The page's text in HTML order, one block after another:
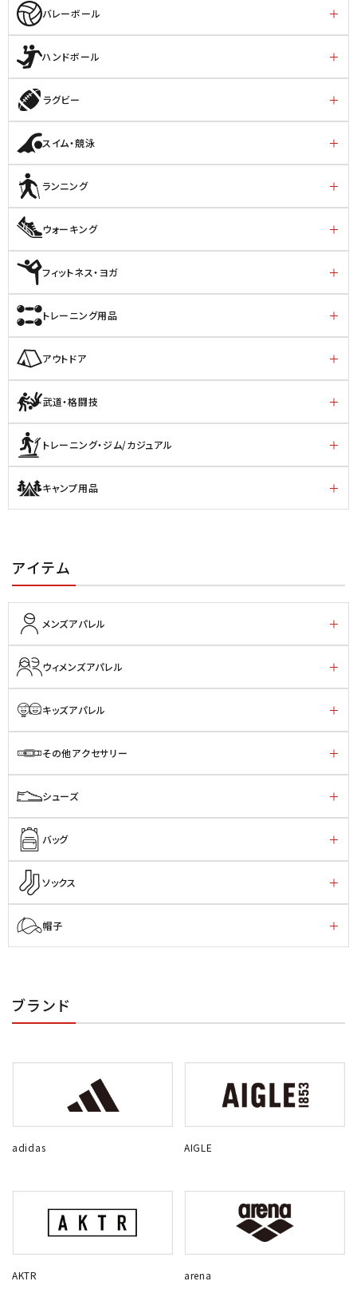
バレーボール
ハンドボール
ラグビー
スイム・競泳
ランニング
ウォーキング
フィットネス・ヨガ
トレーニング用品
アウトドア
武道・格闘技
トレーニング・ジム/カジュアル
キャンプ用品
アイテム
メンズアパレル
ウィメンズアパレル
キッズアパレル
その他アクセサリー
シューズ
バッグ
ソックス
帽子
ブランド
adidas AIGLE
AKTR arena